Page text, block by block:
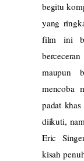
begitu
yang
film ini
maupun
mencoba
padat
diikuti,
Eric
kisah